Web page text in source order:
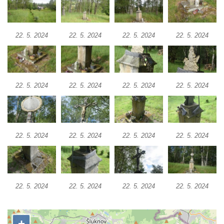
Boží muka u domu čp. 392 na rohu ulic Na
Labem
Kříž v centru Liběšic
Kříž na návsi v Chouči
Boží muka na rozcestí východně od Chouče
Kříž na návsi v Lužici
Kříž na návsi v Dobrčicích
Kříž u domu čp. 3 v Chrámcích
Kříž u polní cesty severozápadně od Kozel
Údajný kříž na návsi v Kozlech
Pamětní kříž na Lovoši
22. 5. 2024 22. 5. 2024 22. 5. 2024 22. 5. 2024
22. 5. 2024 22. 5. 2024 22. 5. 2024 22. 5. 2024
22. 5. 2024 22. 5. 2024 22. 5. 2024 22. 5. 2024
22. 5. 2024 22. 5. 2024 22. 5. 2024 22. 5. 2024